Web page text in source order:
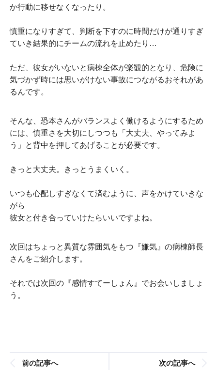
か行動に移せなくなったり。
慎重になりすぎて、判断を下すのに時間だけが通りすぎ
ていき結果的にチームの流れを止めたり…
ただ、彼女がいないと病棟全体が楽観的となり、危険に
気づかず時には思いがけない事故につながるおそれがあ
るんです。
そんな、恐本さんがバランスよく働けるようにするため
には、慎重さを大切にしつつも「大丈夫、やってみよ
う」と背中を押してあげることが必要です。
きっと大丈夫。きっとうまくいく。
いつも心配しすぎなくて済むように、声をかけていきな
がら
彼女と付き合っていけたらいいですよね。
次回はちょっと異質な雰囲気をもつ『嫌気』の病棟師長
さんをご紹介します。
それでは次回の『感情すてーしょん』でお会いしましょ
う。
前の記事へ 次の記事へ